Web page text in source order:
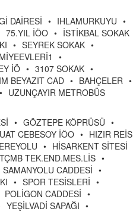
DAİRESİ • IHLAMURKUYU •
75.YIL İÖO • İSTİKBAL SOKAK
• SEYREK SOKAK •
•
İÖ • 3107 SOKAK •
BEYAZIT CAD • BAHÇELER •
• UZUNÇAYIR METROBÜS
• GÖZTEPE KÖPRÜSÜ •
CEBESOY İÖO • HIZIR REİS
• HİSARKENT SİTESİ
TÇMB TEK.END.MES.LİS •
SAMANYOLU CADDESİ •
• SPOR TESİSLERİ •
POLİGON CADDESİ •
YEŞİLVADİ SAPAĞI •